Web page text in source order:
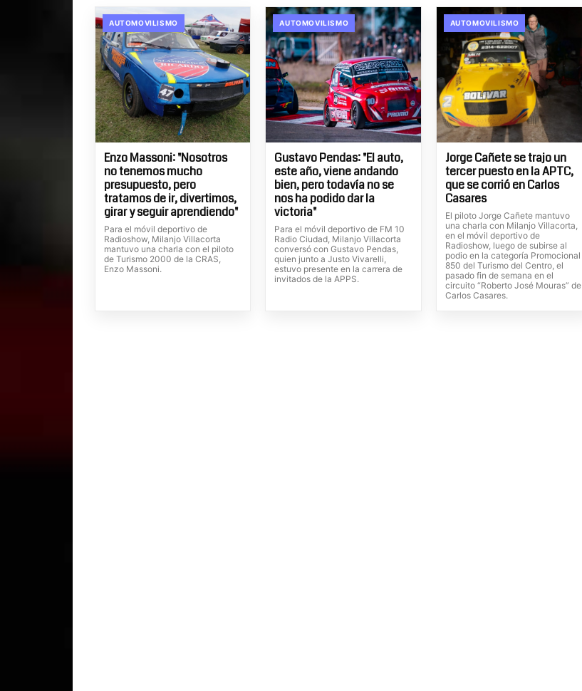
AUTOMOVILISMO
Enzo Massoni: "Nosotros
no tenemos mucho
presupuesto, pero
tratamos de ir, divertimos,
girar y seguir aprendiendo"
Para el móvil deportivo de
Radioshow, Milanjo Villacorta
mantuvo una charla con el piloto
de Turismo 2000 de la CRAS,
Enzo Massoni.
AUTOMOVILISMO
Gustavo Pendas: "El auto,
este año, viene andando
bien, pero todavía no se
nos ha podido dar la
victoria"
Para el móvil deportivo de FM 10
Radio Ciudad, Milanjo Villacorta
conversó con Gustavo Pendas,
quien junto a Justo Vivarelli,
estuvo presente en la carrera de
invitados de la APPS.
AUTOMOVILISMO
Jorge Cañete se trajo un
tercer puesto en la APTC,
que se corrió en Carlos
Casares
El piloto Jorge Cañete mantuvo
una charla con Milanjo Villacorta,
en el móvil deportivo de
Radioshow, luego de subirse al
podio en la categoría Promocional
850 del Turismo del Centro, el
pasado fin de semana en el
circuito “Roberto José Mouras” de
Carlos Casares.